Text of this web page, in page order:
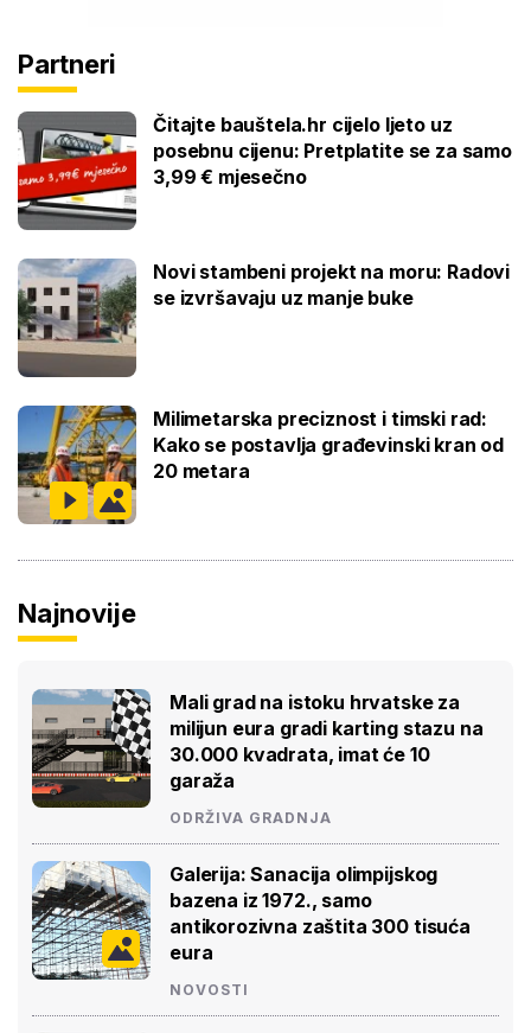
Partneri
Čitajte bauštela.hr cijelo ljeto uz
posebnu cijenu: Pretplatite se za samo
3,99 € mjesečno
Novi stambeni projekt na moru: Radovi
se izvršavaju uz manje buke
Milimetarska preciznost i timski rad:
Kako se postavlja građevinski kran od
20 metara
Najnovije
Mali grad na istoku hrvatske za
milijun eura gradi karting stazu na
30.000 kvadrata, imat će 10
garaža
ODRŽIVA GRADNJA
Galerija: Sanacija olimpijskog
bazena iz 1972., samo
antikorozivna zaštita 300 tisuća
eura
NOVOSTI